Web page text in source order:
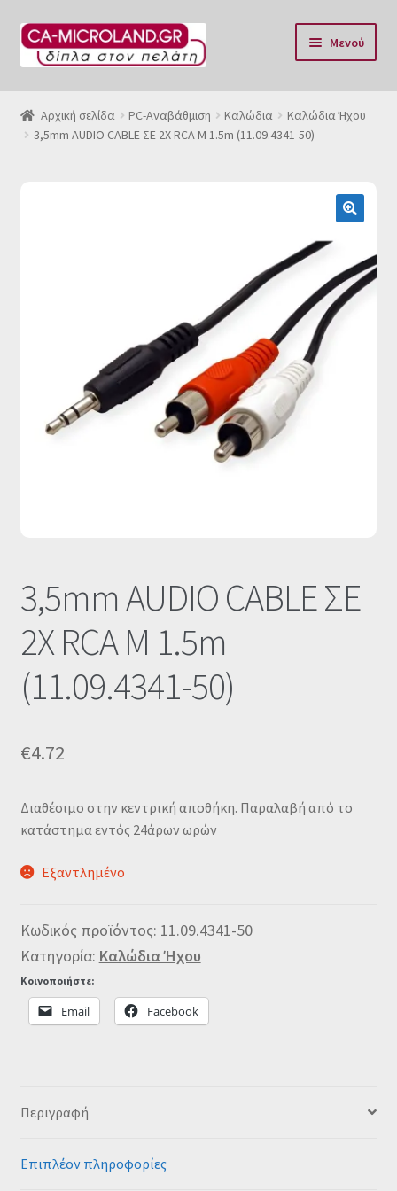
Απευθείας
μετάβαση
Μετάβαση
σε
Μενού
Αρχική
Η Eταιρία μας
Πολιτική επιστροφών
Οι Συνεργασίες μας
Αρχική σελίδα PC-Aναβάθμιση Καλώδια
Καλώδια Ήχου
3,5mm AUDIO CABLE ΣΕ 2X RCA M 1.5m (11.09.4341-50)
3,5mm AUDIO CABLE ΣΕ
2X RCA M 1.5m
(11.09.4341-50)
€4.72
Διαθέσιμο στην κεντρική αποθήκη. Παραλαβή από το
κατάστημα εντός 24άρων ωρών
Εξαντλημένο
Κωδικός προϊόντος: 11.09.4341-50
Κατηγορία: Καλώδια Ήχου
Κοινοποιήστε:
Email Facebook
Περιγραφή
Επιπλέον πληροφορίες